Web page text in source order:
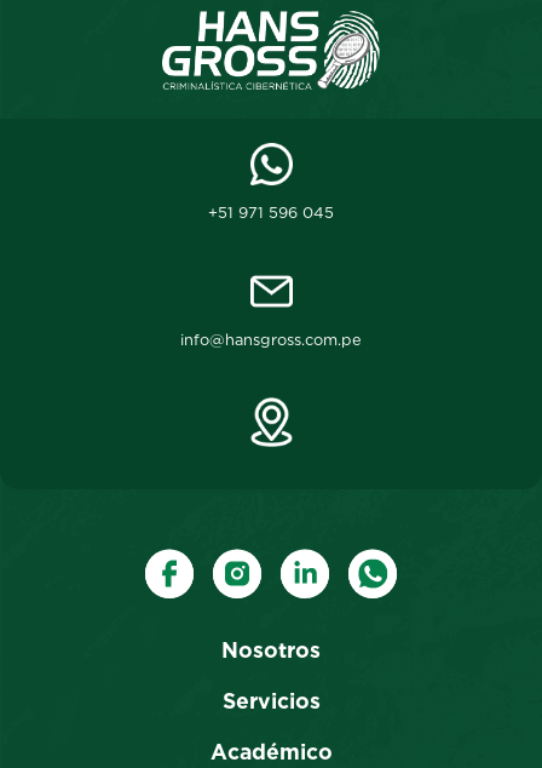
+51 971 596 045
info@hansgross.com.pe
Nosotros
Servicios
Académico